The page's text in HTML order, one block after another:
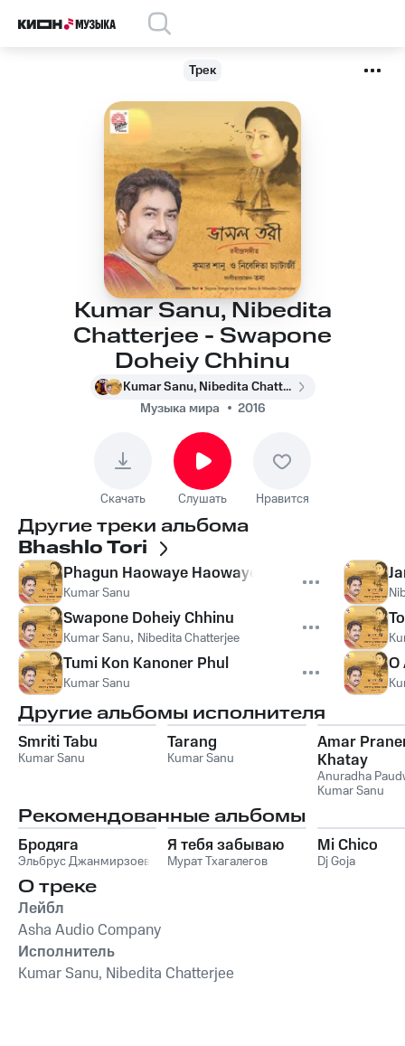
Трек
Kumar Sanu, Nibedita
Chatterjee - Swapone
Doheiy Chhinu
Kumar Sanu, Nibedita Chatterjee
Музыка мира
2016
Скачать Слушать Нравится
Другие треки альбома
Bhashlo Tori
Phagun Haowaye Haowaye
Kumar Sanu
Swapone Doheiy Chhinu
Kumar Sanu, Nibedita Chatterjee
Tumi Kon Kanoner Phul
Kumar Sanu
O
Другие альбомы исполнителя
Smriti Tabu
Kumar Sanu
Tarang
Kumar Sanu
Amar
Khatay
Anuradha
Kumar Sanu
Рекомендованные альбомы
Бродяга
Эльбрус Джанмирзоев
Я тебя забываю
Мурат Тхагалегов
Mi Chico
Dj Goja
О треке
Лейбл
Asha Audio Company
Исполнитель
Kumar Sanu, Nibedita Chatterjee